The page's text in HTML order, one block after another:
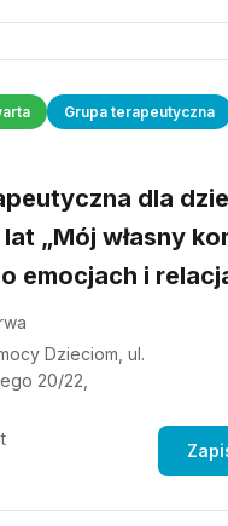
Grupa terapeutyczna
dla
lat „Mój własny
emocjach i
Dzieciom, ul.
20/22,